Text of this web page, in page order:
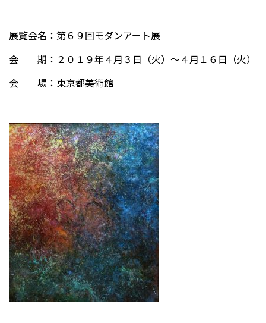
展覧会名：第６９回モダンアート展
会 期：２０１９年４月３日（火）〜４月１６日（火）
会 場：東京都美術館